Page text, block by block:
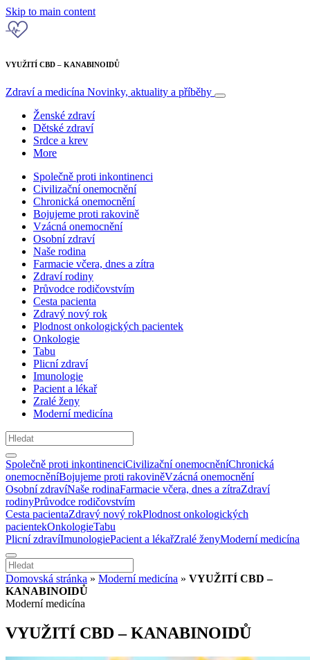
Skip to main content
VYUŽITÍ CBD – KANABINOIDŮ
Zdraví a medicína Novinky, aktuality a příběhy
Ženské zdraví
Dětské zdraví
Srdce a krev
More
Společně proti inkontinenci
Civilizační onemocnění
Chronická onemocnění
Bojujeme proti rakovině
Vzácná onemocnění
Osobní zdraví
Naše rodina
Farmacie včera, dnes a zítra
Zdraví rodiny
Průvodce rodičovstvím
Cesta pacienta
Zdravý nový rok
Plodnost onkologických pacientek
Onkologie
Tabu
Plicní zdraví
Imunologie
Pacient a lékař
Zralé ženy
Moderní medicína
Společně proti inkontinenciCivilizační onemocněníChronická
onemocněníBojujeme proti rakoviněVzácná onemocnění
Osobní zdravíNaše rodinaFarmacie včera, dnes a zítraZdraví
rodinyPrůvodce rodičovstvím
Cesta pacientaZdravý nový rokPlodnost onkologických
pacientekOnkologieTabu
Plicní zdravíImunologiePacient a lékařZralé ženyModerní medicína
Domovská stránka » Moderní medicína » VYUŽITÍ CBD –
KANABINOIDŮ
Moderní medicína
VYUŽITÍ CBD – KANABINOIDŮ